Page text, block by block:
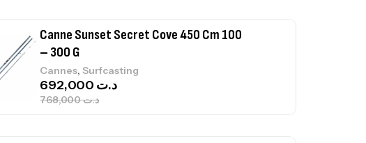
Canne Sunset Secret Cove 450 Cm 100
– 300 G
Cannes, Surfcasting
د.ت768,000
د.ت